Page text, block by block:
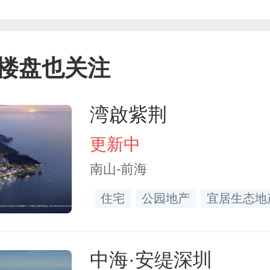
盘也关注
湾啟紫荆
更新中
南山-前海
住宅 公园地产 宜居生态地
中海·安缇深圳